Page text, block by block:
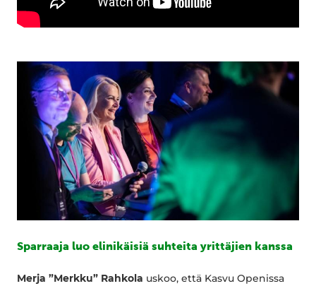
Sparraaja luo elinikäisiä suhteita yrittäjien kanssa
Merja ”Merkku” Rahkola uskoo, että Kasvu Openissa